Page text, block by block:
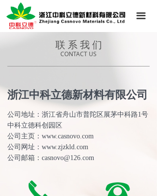
끀
首页
公司简介
应用领域
技术支持
联系我们
끅
联 系 我 们
CONTACT US
浙江中科立德新材料有限公司
公司地址：浙江省舟山市普陀区展茅中科路1号
中科立德科创园区
公司主页：www.casnovo.com
公司网址：www.zjzkld.com
公司邮箱：casnovo@126.com